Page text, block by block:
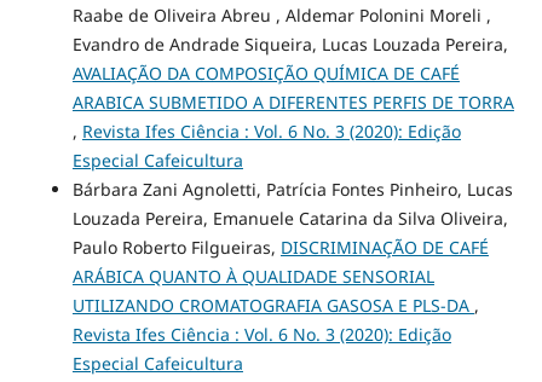
Raabe de Oliveira Abreu , Aldemar Polonini Moreli ,
Evandro de Andrade Siqueira, Lucas Louzada Pereira,
AVALIAÇÃO DA COMPOSIÇÃO QUÍMICA DE CAFÉ
ARABICA SUBMETIDO A DIFERENTES PERFIS DE TORRA
, Revista Ifes Ciência : Vol. 6 No. 3 (2020): Edição
Especial Cafeicultura
Bárbara Zani Agnoletti, Patrícia Fontes Pinheiro, Lucas
Louzada Pereira, Emanuele Catarina da Silva Oliveira,
Paulo Roberto Filgueiras, DISCRIMINAÇÃO DE CAFÉ
ARÁBICA QUANTO À QUALIDADE SENSORIAL
UTILIZANDO CROMATOGRAFIA GASOSA E PLS-DA ,
Revista Ifes Ciência : Vol. 6 No. 3 (2020): Edição
Especial Cafeicultura